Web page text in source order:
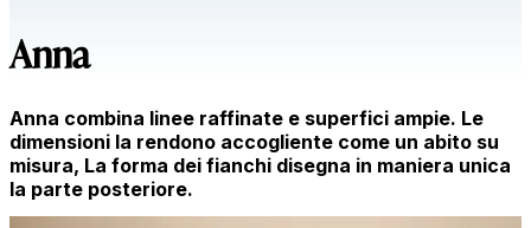
Anna
Anna combina linee raffinate e superfici ampie. Le
dimensioni la rendono accogliente come un abito su
misura, La forma dei fianchi disegna in maniera unica
la parte posteriore.